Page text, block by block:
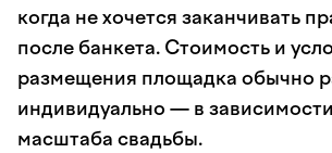
когда не хочется заканчивать
после банкета. Стоимость и
размещения площадка обычно
индивидуально — в
масштаба свадьбы.